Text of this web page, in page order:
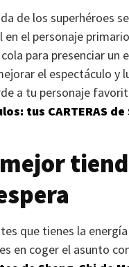
de los superhéroes
en el personaje
para presenciar
el espectáculo y
a tu personaje
tus CARTERAS de
que tienes la
en coger el asunto